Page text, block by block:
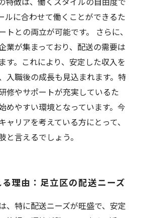
ルに合わせて働くことができるた
トとの両立が可能です。 さらに、
業が集まっており、配送の需要は
す。これにより、安定した収入を
入職後の成長も見込まれます。特
修やサポートが充実しているた
めやすい環境となっています。今
ャリアを考えている方にとって、
と言えるでしょう。
理由：足立区の配送ニーズ
、特に配送ニーズが旺盛で、安定